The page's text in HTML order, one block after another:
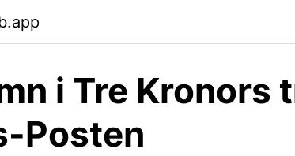
i Tre Kronors
Posten